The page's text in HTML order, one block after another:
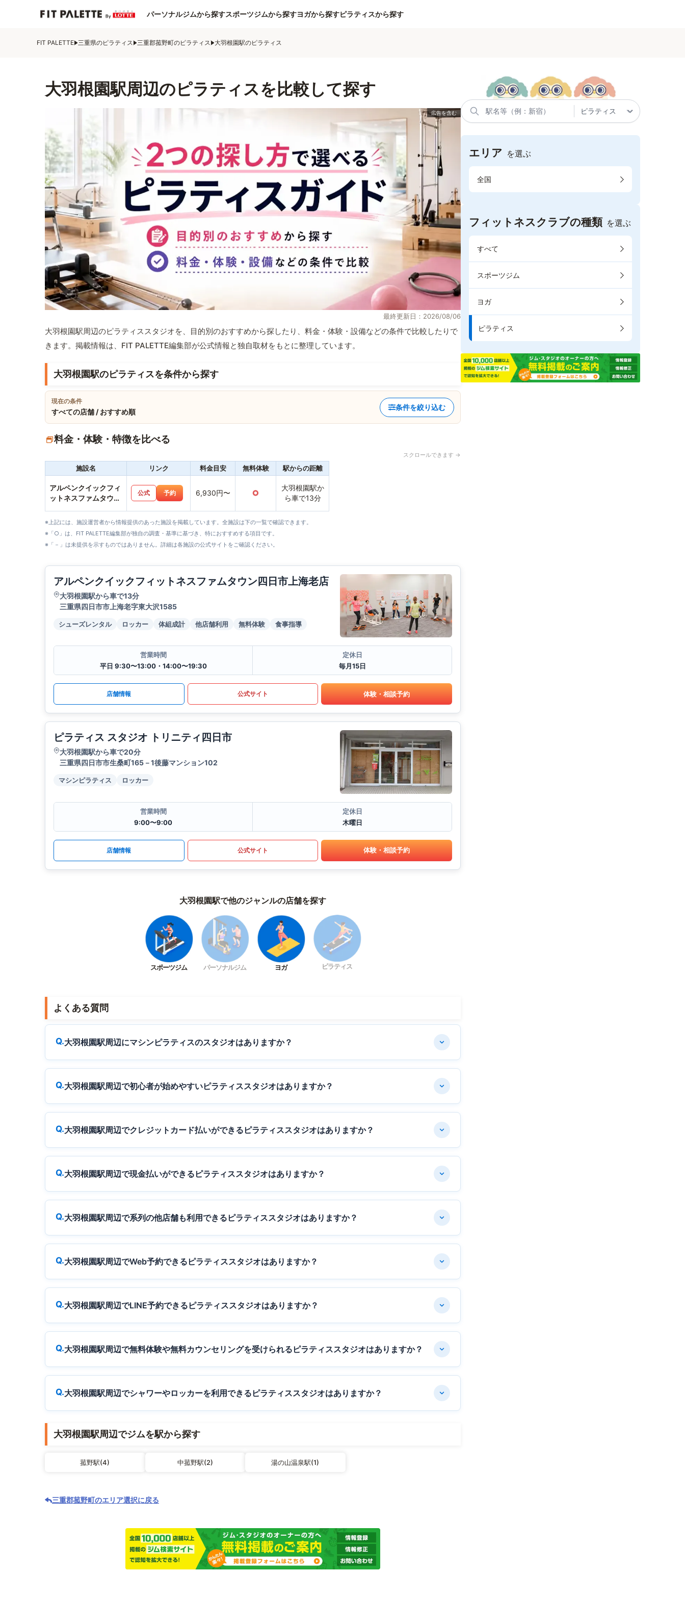
パーソナルジムから探すスポーツジムから探すヨガから探すピラティスから探す
FIT PALETTE 三重県のピラティス 三重郡菰野町のピラティス 大羽根園駅のピラティス
大羽根園駅周辺のピラティスを比較して探す
最終更新日：2026/08/06
大羽根園駅周辺のピラティススタジオを、目的別のおすすめから探したり、料金・体験・設備などの条件で比較したりで
きます。掲載情報は、FIT PALETTE編集部が公式情報と独自取材をもとに整理しています。
大羽根園駅のピラティスを条件から探す
現在の条件
すべての店舗 / おすすめ順
条件を絞り込む
料金・体験・特徴を比べる
スクロールできます →
施設名 リンク 料金目安 無料体験 駅からの距離
アルペンクイックフィ
ットネスファムタウン
公式 予約 6,930円〜 ○
大羽根園駅か
ら車で13分
※上記には、施設運営者から情報提供のあった施設を掲載しています。全施設は下の一覧で確認できます。
※「○」は、FIT PALETTE編集部が独自の調査・基準に基づき、特におすすめする項目です。
※「－」は未提供を示すものではありません。詳細は各施設の公式サイトをご確認ください。
アルペンクイックフィットネスファムタウン四日市上海老店
大羽根園駅から車で13分
三重県四日市市上海老字東大沢1585
シューズレンタル ロッカー 体組成計 他店舗利用 無料体験 食事指導
営業時間
平日 9:30〜13:00・14:00〜19:30
定休日
毎月15日
店舗情報 公式サイト 体験・相談予約
ピラティス スタジオ トリニティ四日市
大羽根園駅から車で20分
三重県四日市市生桑町165－1後藤マンション102
マシンピラティス ロッカー
営業時間
9:00〜9:00
定休日
木曜日
店舗情報 公式サイト 体験・相談予約
大羽根園駅で他のジャンルの店舗を探す
スポーツジム パーソナルジム ヨガ ピラティス
よくある質問
大羽根園駅周辺にマシンピラティスのスタジオはありますか？
大羽根園駅周辺で初心者が始めやすいピラティススタジオはありますか？
大羽根園駅周辺でクレジットカード払いができるピラティススタジオはありますか？
大羽根園駅周辺で現金払いができるピラティススタジオはありますか？
大羽根園駅周辺で系列の他店舗も利用できるピラティススタジオはありますか？
大羽根園駅周辺でWeb予約できるピラティススタジオはありますか？
大羽根園駅周辺でLINE予約できるピラティススタジオはありますか？
大羽根園駅周辺で無料体験や無料カウンセリングを受けられるピラティススタジオはありますか？
大羽根園駅周辺でシャワーやロッカーを利用できるピラティススタジオはありますか？
大羽根園駅周辺でジムを駅から探す
菰野駅(4) 中菰野駅(2) 湯の山温泉駅(1)
三重郡菰野町のエリア選択に戻る
エリア を選ぶ
全国
フィットネスクラブの種類 を選ぶ
すべて
スポーツジム
ヨガ
ピラティス